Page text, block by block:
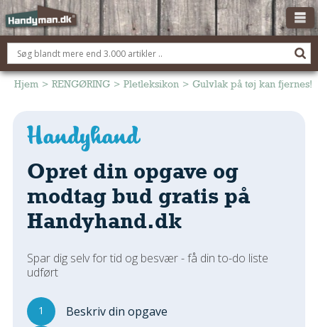
OM HANDYMAN.DK
FÅ 3 TILBUD
BOLIG KØBERÅDGIVNING
TØMRER/SNEDKER
Montage Og Nybyg
Reparation Og Vedligehold
Alt Om Køkkenet
Om Værktøj
Andet
ELEKTRIKER
Regler Og Love
Hjem > RENGØRING > Pletleksikon > Gulvlak på tøj kan fjernes!
Opret din opgave og
modtag bud gratis på
Handyhand.dk
Spar dig selv for tid og besvær - få din to-do liste
udført
1 Beskriv din opgave